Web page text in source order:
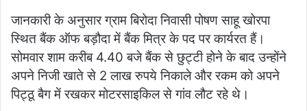
जानकारी के अनुसार ग्राम बिरोदा निवासी पोषण साहू खोरपा
स्थित बैंक ऑफ बड़ौदा में बैंक मित्र के पद पर कार्यरत हैं।
सोमवार शाम करीब 4.40 बजे बैंक से छुट्टी होने के बाद उन्होंने
अपने निजी खाते से 2 लाख रुपये निकाले और रकम को अपने
पिट्ठू बैग में रखकर मोटरसाइकिल से गांव लौट रहे थे।